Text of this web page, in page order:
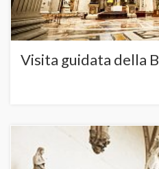
Visita guidata della